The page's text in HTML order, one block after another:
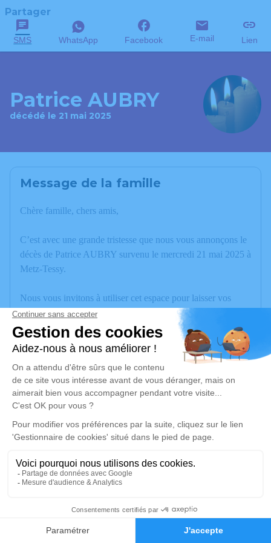
Faire-part Hommages
Partager
SMS WhatsApp Facebook E-mail Lien
Patrice AUBRY
décédé le 21 mai 2025
Message de la famille
Chère famille, chers amis,
C’est avec une grande tristesse que nous vous annonçons le
décès de Patrice AUBRY survenu le mercredi 21 mai 2025 à
Metz-Tessy.
Nous vous invitons à utiliser cet espace pour laisser vos
condoléances, partager des photos souvenirs, une anecdote
ou exprimer vos pensées à travers des poèmes ou des textes.
Cet endroit est un lieu d'expression dédié à honorer la
Un service de plantation d’arbre hommage est
disponible ici.
Je rends hommage
Inhumation
mardi 03 juin 2025 à 10h30
74650 Chavanod